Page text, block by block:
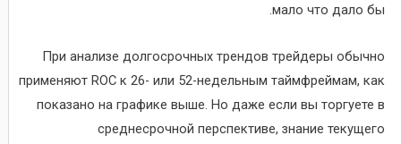
мало что дало бы.
При анализе долгосрочных трендов трейдеры обычно
применяют ROC к 26- или 52-недельным таймфреймам, как
показано на графике выше. Но даже если вы торгуете в
среднесрочной перспективе, знание текущего